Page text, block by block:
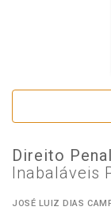
Direito
Inabaláveis
JOSÉ LUIZ DIAS